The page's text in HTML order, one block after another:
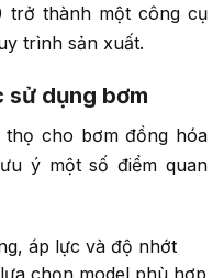
trở thành một công cụ
trình sản xuất.
sử dụng bơm
cho bơm đồng hóa
ý một số điểm quan
áp lực và độ nhớt
chọn model phù hợp